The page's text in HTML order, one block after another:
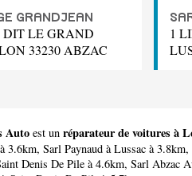
GRANDJEAN
DIT LE GRAND
33230 ABZAC
1
Auto est un réparateur de voitures à
3.6km, Sarl Paynaud à Lussac à 3.8km,
Denis De Pile à 4.6km, Sarl Abzac